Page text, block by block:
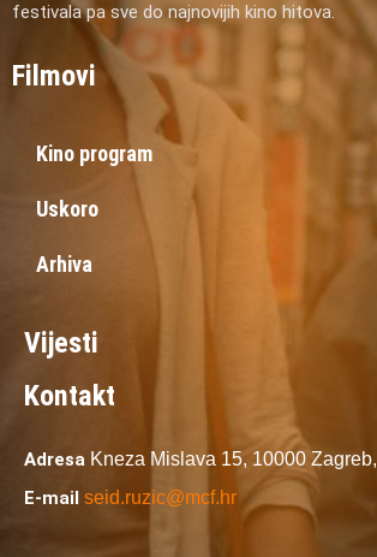
festivala pa sve do najnovijih kino hitova.
Filmovi
Kino program
Uskoro
Arhiva
Vijesti
Kontakt
Adresa Kneza Mislava 15, 10000 Zagreb,
E-mail seid.ruzic@mcf.hr